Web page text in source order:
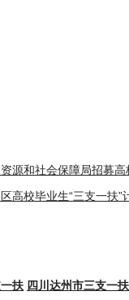
源和社会保障局招募
高校毕业生“三支一扶
扶 四川达州市三支一